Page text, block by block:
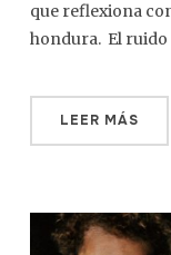
que reflexiona
hondura. El ruido
LEER MÁS